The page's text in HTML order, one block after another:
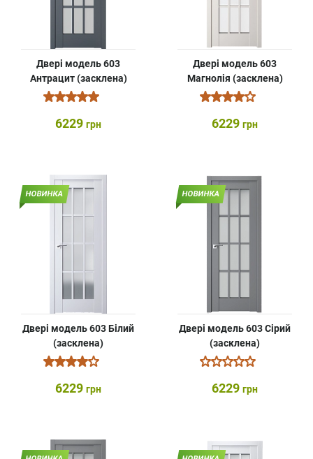
Двері модель 603
Антрацит (засклена)
6229 грн
Двері модель 603
Магнолія (засклена)
6229 грн
НОВИНКА
Двері модель 603 Білий
(засклена)
6229 грн
НОВИНКА
Двері модель 603 Сірий
(засклена)
6229 грн